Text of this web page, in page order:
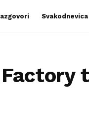
Svakodnevica